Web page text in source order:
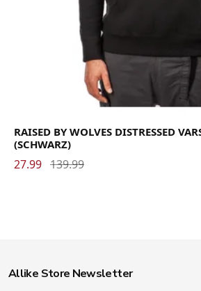
RAISED BY WOLVES DISTRESSED
(SCHWARZ)
27.99 139.99
Allike Store Newsletter